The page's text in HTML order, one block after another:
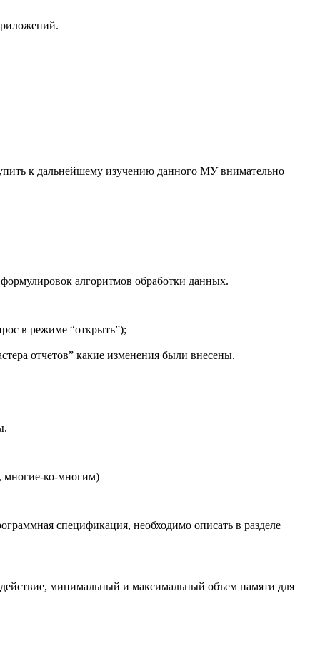
к дальнейшему изучению данного МУ внимательно
алгоритмов обработки данных.
в режиме “открыть”);
отчетов” какие изменения были внесены.
многие-ко-многим)
спецификация, необходимо описать в разделе
минимальный и максимальный объем памяти для